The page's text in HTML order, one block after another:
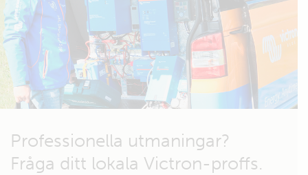
Professionella utmaningar?
Fråga ditt lokala Victron-proffs.